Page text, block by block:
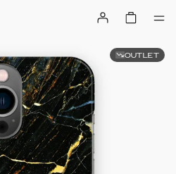
OUTLET